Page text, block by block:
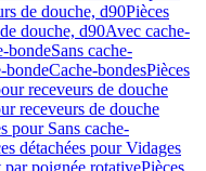
de douche, d90Pièces
douche, d90Avec cache-
bondeSans cache-
bondeCache-bondesPièces
receveurs de douche
receveurs de douche
pour Sans cache-
détachées pour Vidages
poignée rotativePièces